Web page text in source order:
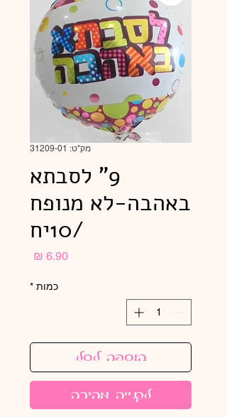
מק"ט: 31209-01
9" לסבתא
באהבה-לא מנופח
/10יח
כמות *
הוספה לסל
לקנייה מהירה